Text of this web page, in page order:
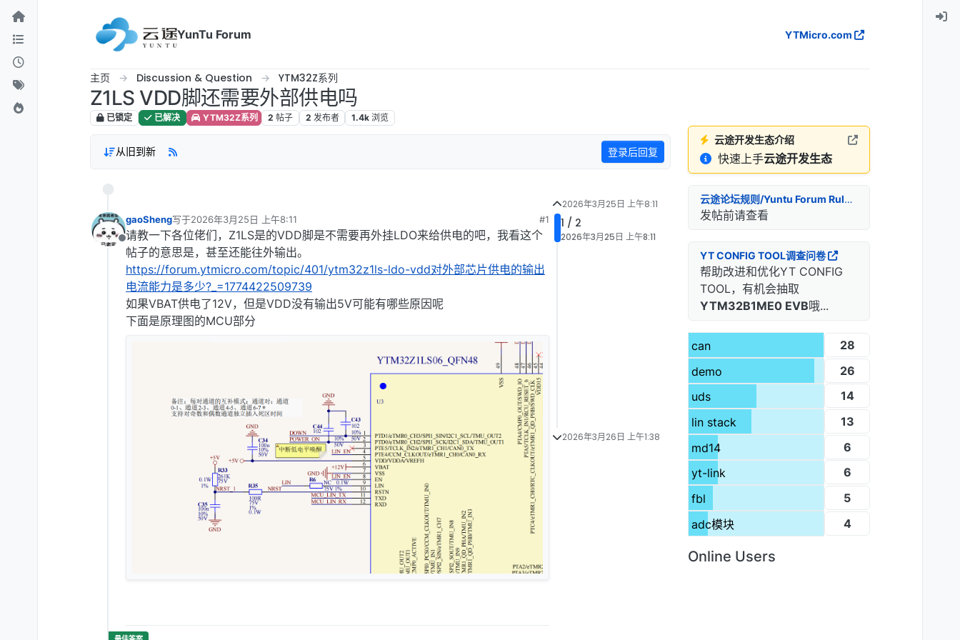
跳转至内容
YunTu Forum
YTMicro.com
主页 Discussion & Question YTM32Z系列
Z1LS VDD脚还需要外部供电吗
已锁定 已解决 YTM32Z系列 2 帖子 2 发布者 1.4k 浏览
从旧到新 登录后回复
离线
gaoSheng写于2026年3月25日 上午8:11
最后由 编辑
#1
请教一下各位佬们，Z1LS是的VDD脚是不需要再外挂LDO来给供电的吧，我看这个
帖子的意思是，甚至还能往外输出。
https://forum.ytmicro.com/topic/401/ytm32z1ls-ldo-vdd对外部芯片供电的输出
电流能力是多少?_=1774422509739
如果VBAT供电了12V，但是VDD没有输出5V可能有哪些原因呢
下面是原理图的MCU部分
2026年3月25日 上午8:11
1 / 2
2026年3月25日 上午8:11
2026年3月26日 上午1:38
云途开发生态介绍
快速上手云途开发生态
云途论坛规则/Yuntu Forum Rules
发帖前请查看
YT CONFIG TOOL调查问卷
帮助改进和优化YT CONFIG
TOOL，有机会抽取
YTM32B1ME0 EVB哦...
can
28
demo
26
uds
14
lin stack
13
md14
6
yt-link
6
fbl
5
adc模块
4
Online Users